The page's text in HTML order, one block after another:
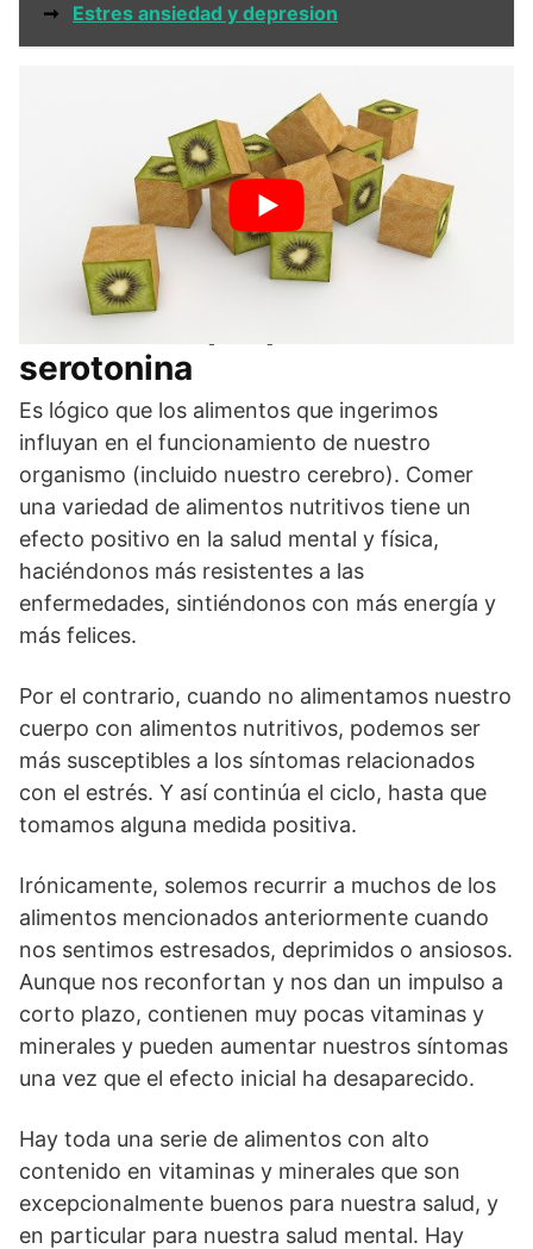
➞ Estres ansiedad y depresion
Alimentos que potencian la
serotonina
Es lógico que los alimentos que ingerimos
influyan en el funcionamiento de nuestro
organismo (incluido nuestro cerebro). Comer
una variedad de alimentos nutritivos tiene un
efecto positivo en la salud mental y física,
haciéndonos más resistentes a las
enfermedades, sintiéndonos con más energía y
más felices.
Por el contrario, cuando no alimentamos nuestro
cuerpo con alimentos nutritivos, podemos ser
más susceptibles a los síntomas relacionados
con el estrés. Y así continúa el ciclo, hasta que
tomamos alguna medida positiva.
Irónicamente, solemos recurrir a muchos de los
alimentos mencionados anteriormente cuando
nos sentimos estresados, deprimidos o ansiosos.
Aunque nos reconfortan y nos dan un impulso a
corto plazo, contienen muy pocas vitaminas y
minerales y pueden aumentar nuestros síntomas
una vez que el efecto inicial ha desaparecido.
Hay toda una serie de alimentos con alto
contenido en vitaminas y minerales que son
excepcionalmente buenos para nuestra salud, y
en particular para nuestra salud mental. Hay